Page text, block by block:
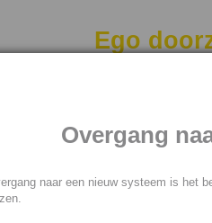
Ego
dingen over het hoofd laten
voor een onverwerkte pijn -
Overgang
naar een nieuw systeem is het